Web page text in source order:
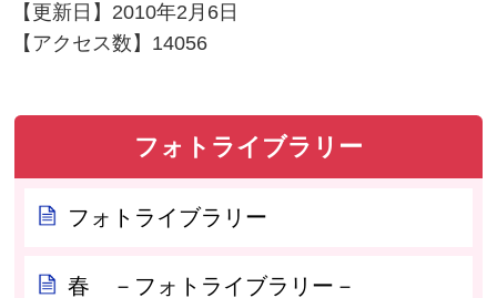
【更新日】 2010年2月6日
【アクセス数】 14056
フォトライブラリー
フォトライブラリー
春 －フォトライブラリー－